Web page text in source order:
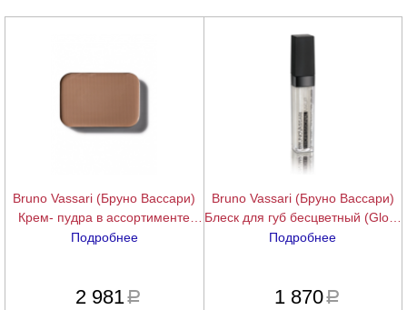
Bruno Vassari (Бруно Вассари)
Крем- пудра в ассортименте
(Compact Finish Dual), 9,5 гр
Подробнее
2 981a
Bruno Vassari (Бруно Вассари)
Блеск для губ бесцветный (Gloss
Therapy), 7 мл.
Подробнее
1 870a